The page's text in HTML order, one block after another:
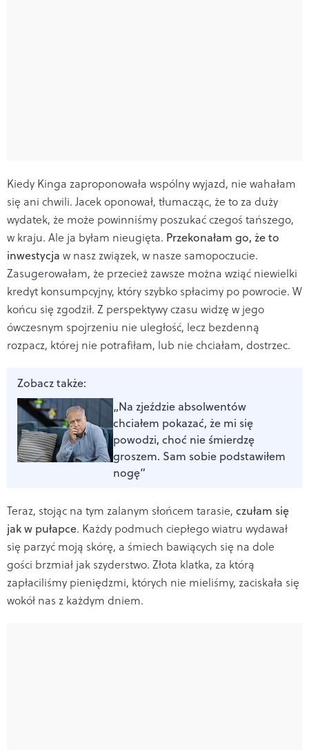
Kiedy Kinga zaproponowała wspólny wyjazd, nie wahałam
się ani chwili. Jacek oponował, tłumacząc, że to za duży
wydatek, że może powinniśmy poszukać czegoś tańszego,
w kraju. Ale ja byłam nieugięta. Przekonałam go, że to
inwestycja w nasz związek, w nasze samopoczucie.
Zasugerowałam, że przecież zawsze można wziąć niewielki
kredyt konsumpcyjny, który szybko spłacimy po powrocie. W
końcu się zgodził. Z perspektywy czasu widzę w jego
ówczesnym spojrzeniu nie uległość, lecz bezdenną
rozpacz, której nie potrafiłam, lub nie chciałam, dostrzec.
Zobacz także:
„Na zjeździe absolwentów
chciałem pokazać, że mi się
powodzi, choć nie śmierdzę
groszem. Sam sobie podstawiłem
nogę”
Teraz, stojąc na tym zalanym słońcem tarasie, czułam się
jak w pułapce. Każdy podmuch ciepłego wiatru wydawał
się parzyć moją skórę, a śmiech bawiących się na dole
gości brzmiał jak szyderstwo. Złota klatka, za którą
zapłaciliśmy pieniędzmi, których nie mieliśmy, zaciskała się
wokół nas z każdym dniem.